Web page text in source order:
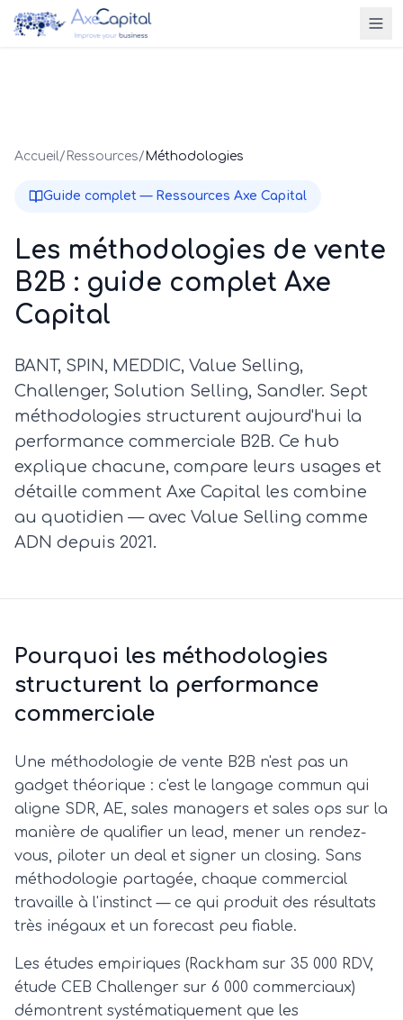
Accueil/ Ressources/ Méthodologies
Guide complet — Ressources Axe Capital
Les méthodologies de vente
B2B : guide complet Axe
Capital
BANT, SPIN, MEDDIC, Value Selling,
Challenger, Solution Selling, Sandler. Sept
méthodologies structurent aujourd'hui la
performance commerciale B2B. Ce hub
explique chacune, compare leurs usages et
détaille comment Axe Capital les combine
au quotidien — avec Value Selling comme
ADN depuis 2021.
Pourquoi les méthodologies
structurent la performance
commerciale
Une méthodologie de vente B2B n'est pas un
gadget théorique : c'est le langage commun qui
aligne SDR, AE, sales managers et sales ops sur la
manière de qualifier un lead, mener un rendez-
vous, piloter un deal et signer un closing. Sans
méthodologie partagée, chaque commercial
travaille à l'instinct — ce qui produit des résultats
très inégaux et un forecast peu fiable.
Les études empiriques (Rackham sur 35 000 RDV,
étude CEB Challenger sur 6 000 commerciaux)
démontrent systématiquement que les